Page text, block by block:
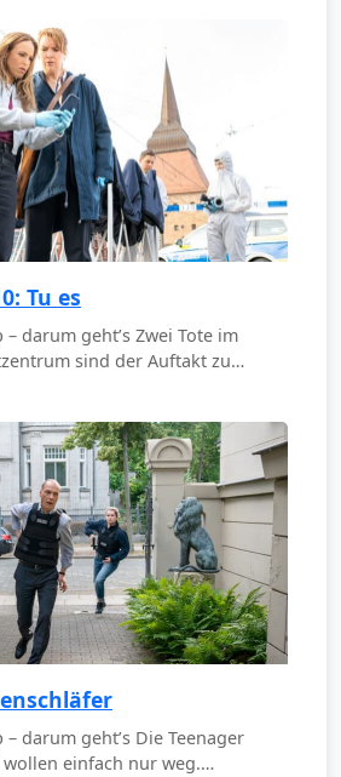
Tu es
darum geht’s Zwei Tote im
sind der Auftakt zu…
darum geht’s Die Teenager
wollen einfach nur weg.…